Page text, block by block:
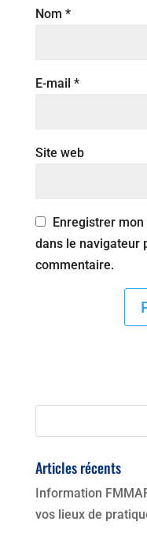
Nom *
E-mail *
Site web
Enregistrer
dans le navigateur
commentaire.
Articles récents
Information
vos lieux de